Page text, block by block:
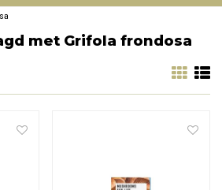
met Grifola frondosa